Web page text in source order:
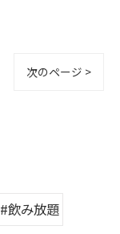
次のページ >
#飲み放題